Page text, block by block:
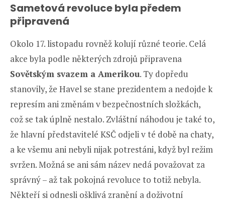
Sametová revoluce byla předem
připravená
Okolo 17. listopadu rovněž kolují různé teorie. Celá
akce byla podle některých zdrojů připravena
Sovětským svazem a Amerikou. Ty dopředu
stanovily, že Havel se stane prezidentem a nedojde k
represím ani změnám v bezpečnostních složkách,
což se tak úplně nestalo. Zvláštní náhodou je také to,
že hlavní představitelé KSČ odjeli v té době na chaty,
a ke všemu ani nebyli nijak potrestáni, když byl režim
svržen. Možná se ani sám název nedá považovat za
správný – až tak pokojná revoluce to totiž nebyla.
Někteří si odnesli ošklivá zranění a doživotní